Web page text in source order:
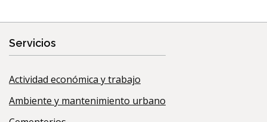
Servicios
Actividad económica y trabajo
Ambiente y mantenimiento urbano